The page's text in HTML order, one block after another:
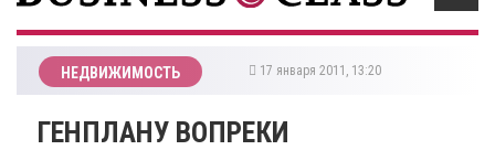
НЕДВИЖИМОСТЬ 17 января 2011, 13:20
ГЕНПЛАНУ ВОПРЕКИ